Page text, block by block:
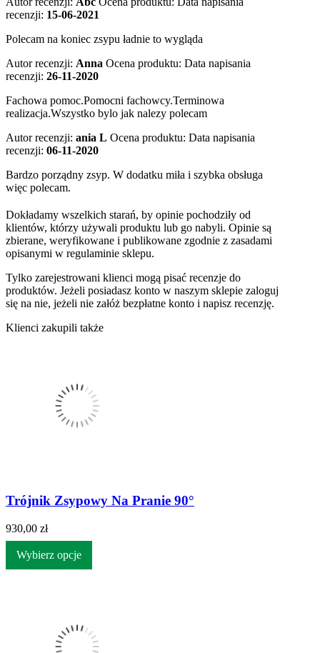
recenzji: 15-06-2021
Polecam na koniec zsypu ładnie to wygląda
Autor recenzji: Anna Ocena produktu: Data napisania
recenzji: 26-11-2020
Fachowa pomoc.Pomocni fachowcy.Terminowa
realizacja.Wszystko bylo jak nalezy polecam
Autor recenzji: ania L Ocena produktu: Data napisania
recenzji: 06-11-2020
Bardzo porządny zsyp. W dodatku miła i szybka obsługa
więc polecam.
Dokładamy wszelkich starań, by opinie pochodziły od
klientów, którzy używali produktu lub go nabyli. Opinie są
zbierane, weryfikowane i publikowane zgodnie z zasadami
opisanymi w regulaminie sklepu.
Tylko zarejestrowani klienci mogą pisać recenzje do
produktów. Jeżeli posiadasz konto w naszym sklepie zaloguj
się na nie, jeżeli nie załóż bezpłatne konto i napisz recenzję.
Klienci zakupili także
Trójnik Zsypowy Na Pranie 90°
930,00 zł
Wybierz opcje